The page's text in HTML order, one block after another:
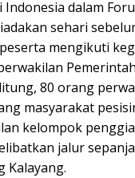
dalam
sehari
mengikuti
80 orang
masyarakat
kelompok
jalur
Kalayang.